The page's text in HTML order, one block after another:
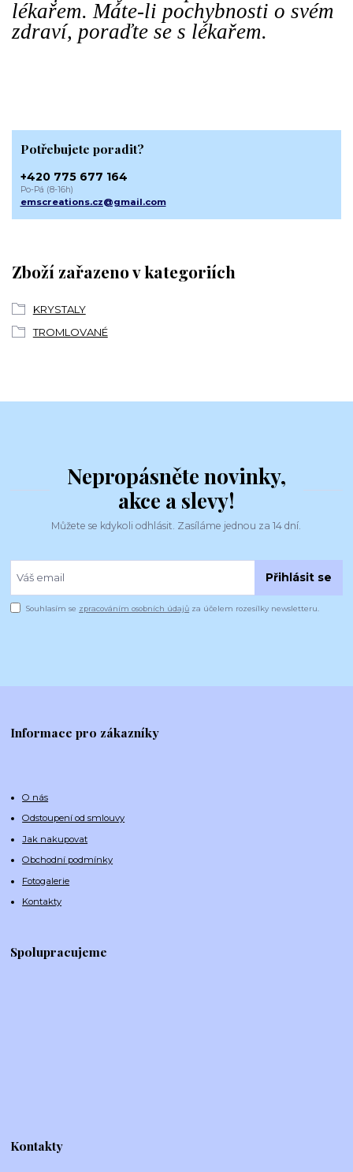
lékařem. Máte-li pochybnosti o svém
zdraví, poraďte se s lékařem.
Zboží zařazeno v kategoriích
KRYSTALY
TROMLOVANÉ
Potřebujete poradit?
+420 775 677 164
Po-Pá (8-16h)
emscreations.cz@gmail.com
Nepropásněte novinky,
akce a slevy!
Můžete se kdykoli odhlásit. Zasíláme jednou za 14 dní.
Přihlásit se
Souhlasím se zpracováním osobních údajů za účelem rozesílky newsletteru.
Informace pro zákazníky
O nás
Odstoupení od smlouvy
Jak nakupovat
Obchodní podmínky
Fotogalerie
Kontakty
Spolupracujeme
Kontakty